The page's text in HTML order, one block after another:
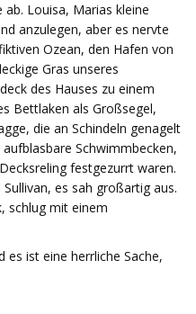
Louisa, Marias kleine
anzulegen, aber es nervte
Ozean, den Hafen von
Gras unseres
des Hauses zu einem
Bettlaken als Großsegel,
die an Schindeln genagelt
Schwimmbecken,
festgezurrt waren.
es sah großartig aus.
schlug mit einem
es ist eine herrliche Sache,